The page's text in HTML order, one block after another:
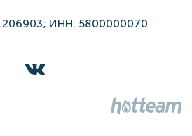
ИНН: 5800000070